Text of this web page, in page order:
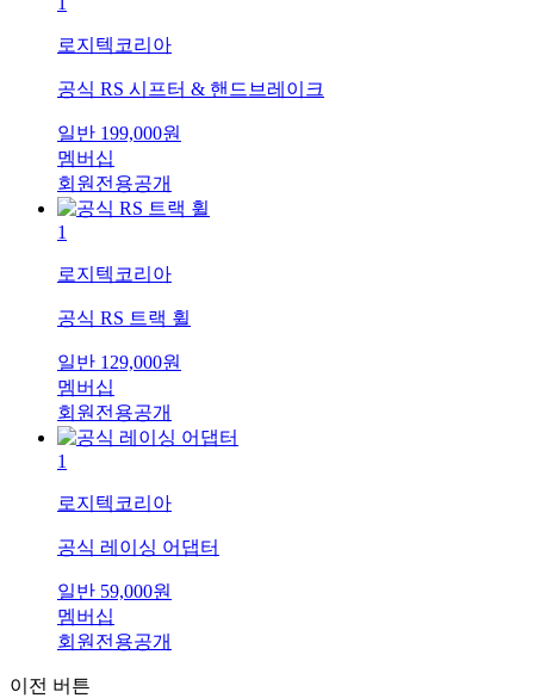
로지텍코리아
공식 RS 시프터 & 핸드브레이크
일반 199,000원
멤버십
회원전용공개
1
로지텍코리아
공식 RS 트랙 휠
일반 129,000원
멤버십
회원전용공개
1
로지텍코리아
공식 레이싱 어댑터
일반 59,000원
멤버십
회원전용공개
이전 버튼